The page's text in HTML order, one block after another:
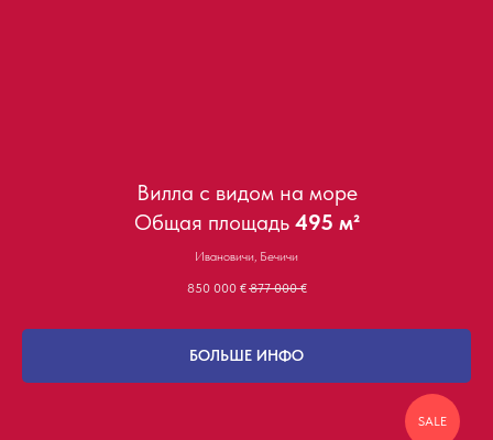
Вилла с видом на море
Общая площадь 495 м²
Ивановичи, Бечичи
850 000 € 877 000 €
БОЛЬШЕ ИНФО
SALE